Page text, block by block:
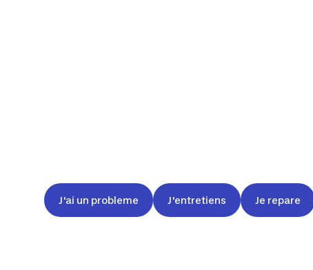
J'ai un probleme J'entretiens Je repare